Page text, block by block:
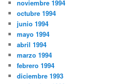
noviembre 1994
octubre 1994
junio 1994
mayo 1994
abril 1994
marzo 1994
febrero 1994
diciembre 1993